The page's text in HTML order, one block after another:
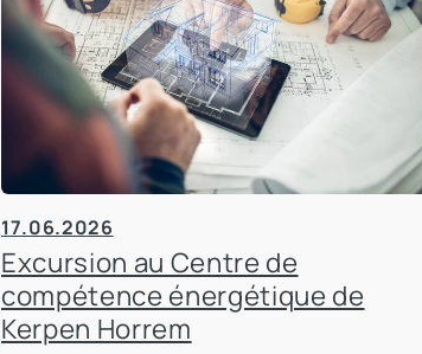
17.06.2026
Excursion au Centre de
compétence énergétique de
Kerpen Horrem